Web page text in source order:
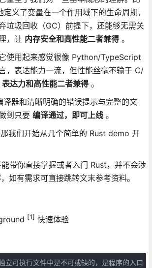
义了变量在一个作用域下的生命周期，
垃圾回收（GC）前提下，还能够无需关
，让 内存安全和高性能二者兼得。
使用起来感觉很像 Python/TypeScript
，表达能力一流，但性能丝毫不输于 C/
表达力和高性能二者兼得。
器和清晰明确的错误提示与完整的文
到只要 编译通过，即可上线。
我们开始从几个简单的 Rust demo 开
带你直接掌握或者入门 Rust，并不会涉
如有需求可直接跳转文末参考资料。
[1] 快速体验
可执行文件中是不可或缺的，是程序的入口